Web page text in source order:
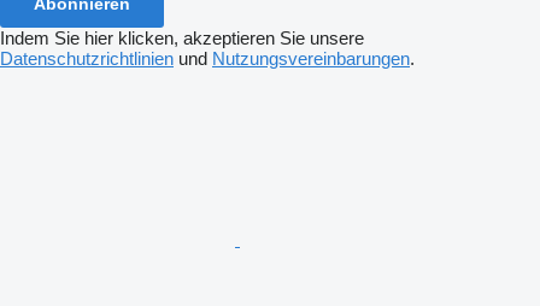
Indem Sie hier klicken, akzeptieren Sie unsere
Datenschutzrichtlinien und Nutzungsvereinbarungen.